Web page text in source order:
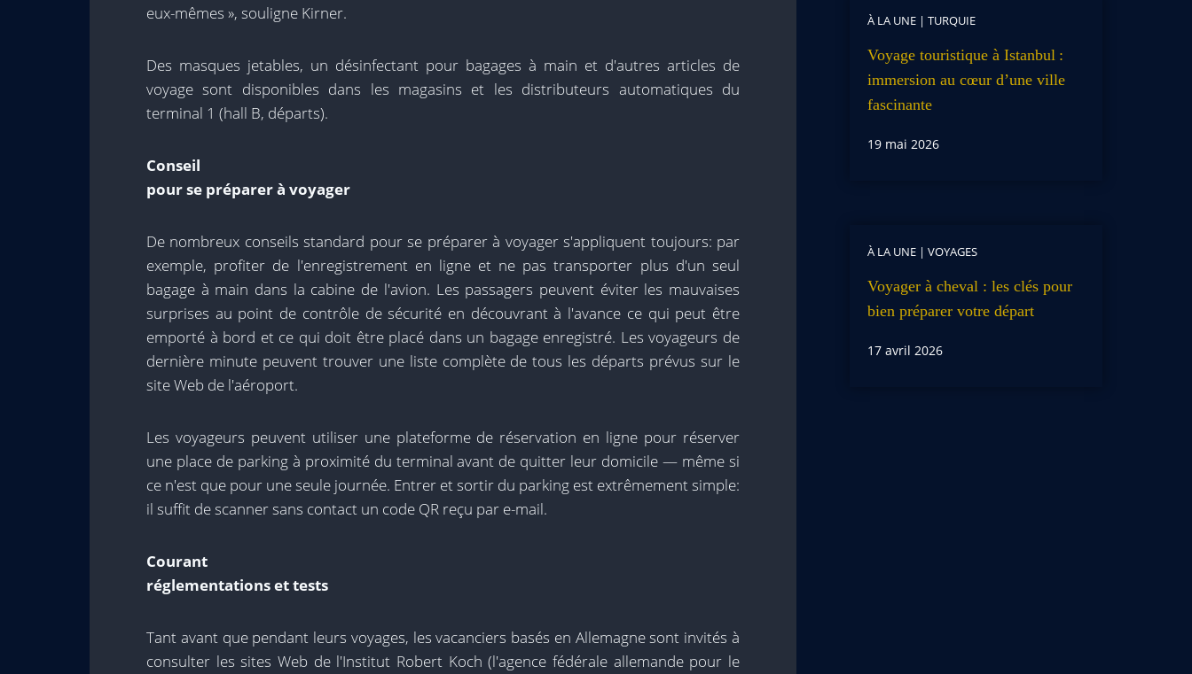
eux-mêmes », souligne Kirner.
Des masques jetables, un désinfectant pour bagages à main et d'autres articles de
voyage sont disponibles dans les magasins et les distributeurs automatiques du
terminal 1 (hall B, départs).
Conseil
pour se préparer à voyager
De nombreux conseils standard pour se préparer à voyager s'appliquent toujours: par
exemple, profiter de l'enregistrement en ligne et ne pas transporter plus d'un seul
bagage à main dans la cabine de l'avion. Les passagers peuvent éviter les mauvaises
surprises au point de contrôle de sécurité en découvrant à l'avance ce qui peut être
emporté à bord et ce qui doit être placé dans un bagage enregistré. Les voyageurs de
dernière minute peuvent trouver une liste complète de tous les départs prévus sur le
site Web de l'aéroport.
Les voyageurs peuvent utiliser une plateforme de réservation en ligne pour réserver
une place de parking à proximité du terminal avant de quitter leur domicile ― même si
ce n'est que pour une seule journée. Entrer et sortir du parking est extrêmement simple:
il suffit de scanner sans contact un code QR reçu par e-mail.
Courant
réglementations et tests
Tant avant que pendant leurs voyages, les vacanciers basés en Allemagne sont invités à
consulter les sites Web de l'Institut Robert Koch (l'agence fédérale allemande pour le
À LA UNE| TURQUIE
Voyage touristique à Istanbul :
immersion au cœur d’une ville
fascinante
19 mai 2026
À LA UNE| VOYAGES
Voyager à cheval : les clés pour
bien préparer votre départ
17 avril 2026